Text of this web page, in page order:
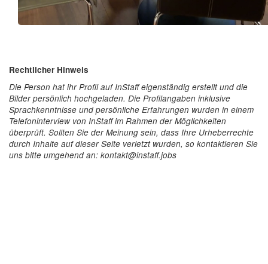
Rechtlicher Hinweis
Die Person hat ihr Profil auf InStaff eigenständig erstellt und die
Bilder persönlich hochgeladen. Die Profilangaben inklusive
Sprachkenntnisse und persönliche Erfahrungen wurden in einem
Telefoninterview von InStaff im Rahmen der Möglichkeiten
überprüft. Sollten Sie der Meinung sein, dass Ihre Urheberrechte
durch Inhalte auf dieser Seite verletzt wurden, so kontaktieren Sie
uns bitte umgehend an: kontakt@instaff.jobs